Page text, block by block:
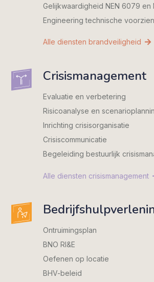
Gelijkwaardigheid NEN 6079 en
Engineering technische
Alle diensten brandveiligheid
Crisismanagement
Evaluatie en verbetering
Risicoanalyse en
Inrichting crisisorganisatie
Crisiscommunicatie
Begeleiding bestuurlijk
Alle diensten crisismanagement
Ontruimingsplan
BNO RI&E
Oefenen op locatie
BHV-beleid